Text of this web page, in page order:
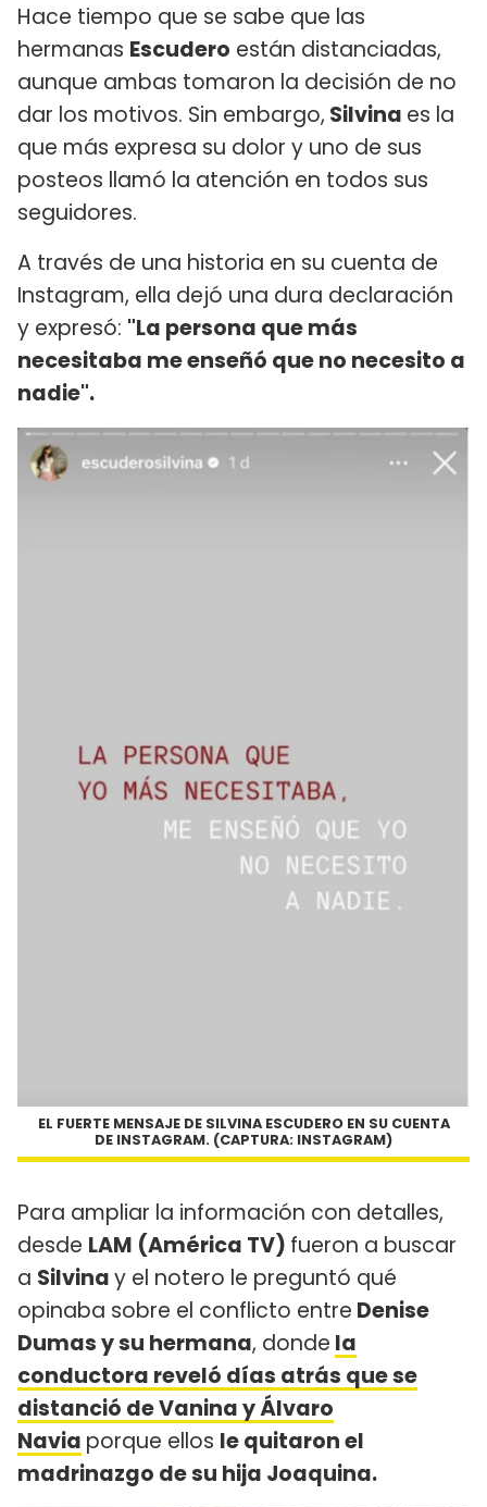
Hace tiempo que se sabe que las
hermanas Escudero están distanciadas,
aunque ambas tomaron la decisión de no
dar los motivos. Sin embargo, Silvina es la
que más expresa su dolor y uno de sus
posteos llamó la atención en todos sus
seguidores.
A través de una historia en su cuenta de
Instagram, ella dejó una dura declaración
y expresó: "La persona que más
necesitaba me enseñó que no necesito a
nadie".
EL FUERTE MENSAJE DE SILVINA ESCUDERO EN SU CUENTA
DE INSTAGRAM. (CAPTURA: INSTAGRAM)
Para ampliar la información con detalles,
desde LAM (América TV) fueron a buscar
a Silvinay el notero le preguntó qué
opinaba sobre el conflicto entre Denise
Dumas y su hermana, donde la
conductora reveló días atrás que se
distanció de Vanina y Álvaro
Navia porque ellos le quitaron el
madrinazgo de su hija Joaquina.